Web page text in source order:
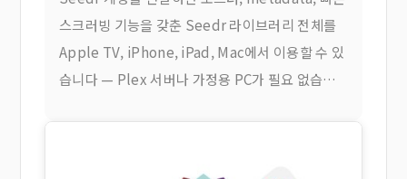
스크러빙 기능을 갖춘 Seedr 라이브러리 전체를
Apple TV, iPhone, iPad, Mac에서 이용할 수 있
습니다 — Plex 서버나 가정용 PC가 필요 없습니